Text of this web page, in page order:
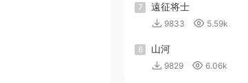
7 遠征将士
9833 5.59k
8 山河
9829 6.06k